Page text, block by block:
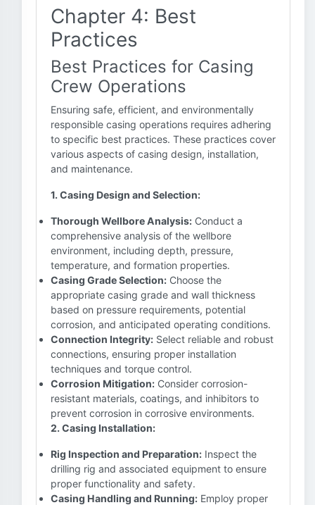
Chapter 4: Best
Practices
Best Practices for Casing
Crew Operations
Ensuring safe, efficient, and environmentally
responsible casing operations requires adhering
to specific best practices. These practices cover
various aspects of casing design, installation,
and maintenance.
1. Casing Design and Selection:
Thorough Wellbore Analysis: Conduct a
comprehensive analysis of the wellbore
environment, including depth, pressure,
temperature, and formation properties.
Casing Grade Selection: Choose the
appropriate casing grade and wall thickness
based on pressure requirements, potential
corrosion, and anticipated operating conditions.
Connection Integrity: Select reliable and robust
connections, ensuring proper installation
techniques and torque control.
Corrosion Mitigation: Consider corrosion-
resistant materials, coatings, and inhibitors to
prevent corrosion in corrosive environments.
2. Casing Installation:
Rig Inspection and Preparation: Inspect the
drilling rig and associated equipment to ensure
proper functionality and safety.
Casing Handling and Running: Employ proper